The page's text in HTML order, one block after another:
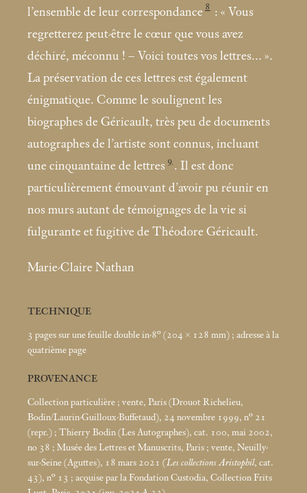
l’ensemble de leur correspondance 8 : « Vous
regretterez peut-être le cœur que vous avez
déchiré, méconnu ! – Voici toutes vos lettres... ».
La préservation de ces lettres est également
énigmatique. Comme le soulignent les
biographes de Géricault, très peu de documents
autographes de l’artiste sont connus, incluant
une cinquantaine de lettres 9 . Il est donc
particulièrement émouvant d’avoir pu réunir en
nos murs autant de témoignages de la vie si
fulgurante et fugitive de Théodore Géricault.
Marie-Claire Nathan
TECHNIQUE
3 pages sur une feuille double in-8° (204 × 128 mm) ; adresse à la
quatrième page
PROVENANCE
Collection particulière ; vente, Paris (Drouot Richelieu,
Bodin/Laurin-Guilloux-Buffetaud), 24 novembre 1999, n° 21
(repr.) ; Thierry Bodin (Les Autographes), cat. 100, mai 2002,
no 38 ; Musée des Lettres et Manuscrits, Paris ; vente, Neuilly-
sur-Seine (Aguttes), 18 mars 2021 (Les collections Aristophil, cat.
43), n° 13 ; acquise par la Fondation Custodia, Collection Frits